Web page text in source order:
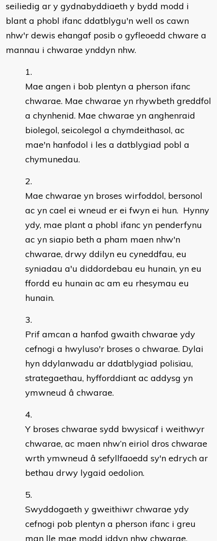
seiliedig ar y gydnabyddiaeth y bydd modd i
blant a phobl ifanc ddatblygu'n well os cawn
nhw'r dewis ehangaf posib o gyfleoedd chware a
mannau i chwarae ynddyn nhw.
Mae angen i bob plentyn a pherson ifanc
chwarae. Mae chwarae yn rhywbeth greddfol
a chynhenid. Mae chwarae yn anghenraid
biolegol, seicolegol a chymdeithasol, ac
mae'n hanfodol i les a datblygiad pobl a
chymunedau.
Mae chwarae yn broses wirfoddol, bersonol
ac yn cael ei wneud er ei fwyn ei hun. Hynny
ydy, mae plant a phobl ifanc yn penderfynu
ac yn siapio beth a pham maen nhw'n
chwarae, drwy ddilyn eu cyneddfau, eu
syniadau a'u diddordebau eu hunain, yn eu
ffordd eu hunain ac am eu rhesymau eu
hunain.
Prif amcan a hanfod gwaith chwarae ydy
cefnogi a hwyluso'r broses o chwarae. Dylai
hyn ddylanwadu ar ddatblygiad polisïau,
strategaethau, hyfforddiant ac addysg yn
ymwneud â chwarae.
Y broses chwarae sydd bwysicaf i weithwyr
chwarae, ac maen nhw’n eiriol dros chwarae
wrth ymwneud â sefyllfaoedd sy'n edrych ar
bethau drwy lygaid oedolion.
Swyddogaeth y gweithiwr chwarae ydy
cefnogi pob plentyn a pherson ifanc i greu
man lle mae modd iddyn nhw chwarae.